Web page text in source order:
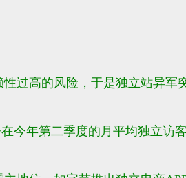
过高的风险，于是独立站异军
今年第二季度的月平均独立访